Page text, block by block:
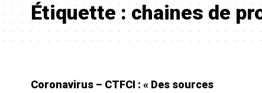
Étiquette :chaines de
Coronavirus – CTFCI : « Des sources